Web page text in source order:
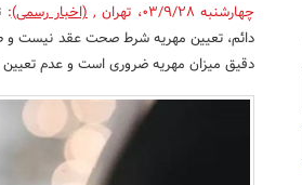
چهارشنبه 03/9/28 ، تهران ,(اخبار رسمی):
دائم، تعیین مهریه شرط صحت عقد نیست و
دقیق میزان مهریه ضروری است و عدم